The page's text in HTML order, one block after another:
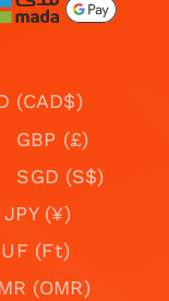
(CAD$)
GBP (£)
SGD (S$)
JPY (¥)
(Ft)
(OMR)